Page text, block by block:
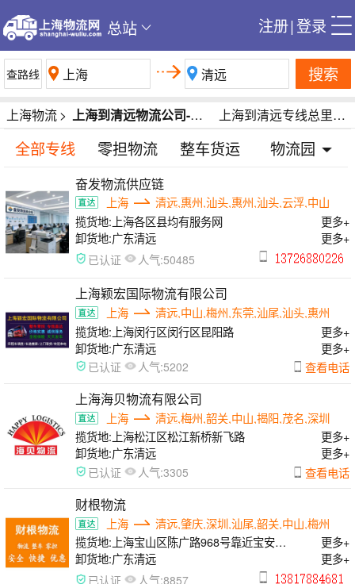
总站 注册|登录
搜索
上海到清远专线总里程1487公里
上海物流> 上海到清远物流公司-上海到清远货运公司-上海到清远专线运输公司
全部专线 零担物流 整车货运 物流园
奋发物流供应链
上海
清远,惠州,汕头,惠州,汕头,云浮,中山
揽货地: 上海各区县均有服务网
更多+
卸货地:广东清远 更多+
已认证 人气:50485
上海颖宏国际物流有限公司
上海
清远,中山,梅州,东莞,汕尾,汕头,惠州
揽货地: 上海闵行区闵行区昆阳路
更多+
卸货地:广东清远 更多+
已认证 人气:5202 查看电话
上海海贝物流有限公司
上海
清远,梅州,韶关,中山,揭阳,茂名,深圳
揽货地: 上海松江区松江新桥新飞路
更多+
卸货地:广东清远 更多+
已认证 人气:3305 查看电话
财根物流
上海
清远,肇庆,深圳,汕尾,韶关,中山,梅州
揽货地: 上海宝山区陈广路968号靠近宝安公
路
更多+
卸货地:广东清远 更多+
已认证 人气:8857